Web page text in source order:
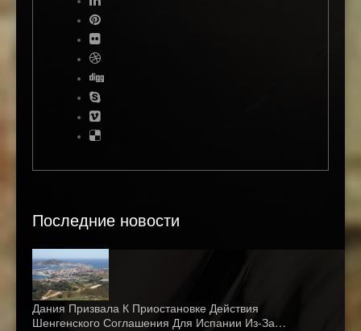
Последние новости
Дания Призвала К Приостановке Действия
Шенгенского Соглашения Для Испании Из-За…